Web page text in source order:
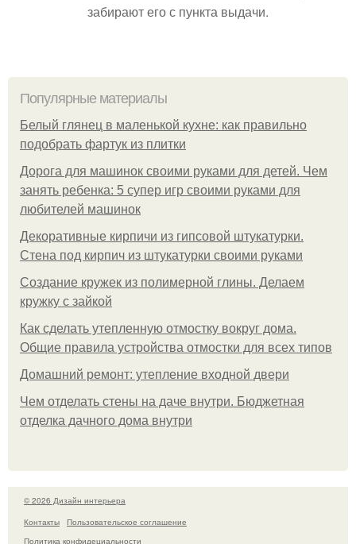
забирают его с пункта выдачи.
Популярные материалы
Белый глянец в маленькой кухне: как правильно
подобрать фартук из плитки
Дорога для машинок своими руками для детей. Чем
занять ребенка: 5 супер игр своими руками для
любителей машинок
Декоративные кирпичи из гипсовой штукатурки.
Стена под кирпич из штукатурки своими руками
Создание кружек из полимерной глины. Делаем
кружку с зайкой
Как сделать утепленную отмостку вокруг дома.
Общие правила устройства отмостки для всех типов
Домашний ремонт: утепление входной двери
Чем отделать стены на даче внутри. Бюджетная
отделка дачного дома внутри
© 2026 Дизайн интерьера
Контакты
Пользовательское соглашение
Политика конфидециальности